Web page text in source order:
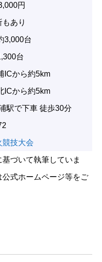
円
あり
3,000台
台
ICから約5km
ICから約5km
駅で下車 徒歩30分
競技大会
づいて執筆していま
式ホームページ等をご